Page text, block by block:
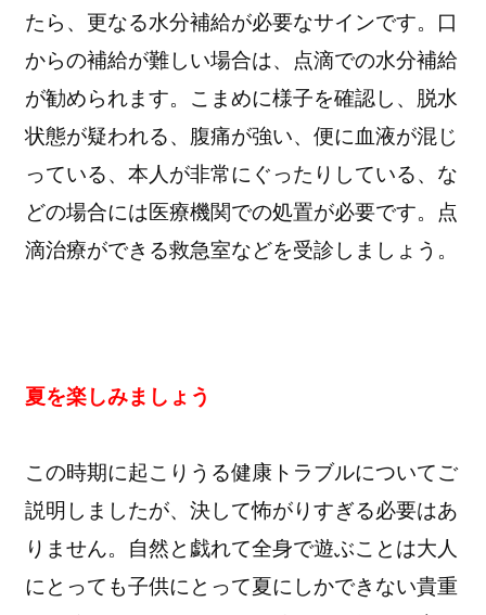
たら、更なる水分補給が必要なサインです。口
からの補給が難しい場合は、点滴での水分補給
が勧められます。こまめに様子を確認し、脱水
状態が疑われる、腹痛が強い、便に血液が混じ
っている、本人が非常にぐったりしている、な
どの場合には医療機関での処置が必要です。点
滴治療ができる救急室などを受診しましょう。
夏を楽しみましょう
この時期に起こりうる健康トラブルについてご
説明しましたが、決して怖がりすぎる必要はあ
りません。自然と戯れて全身で遊ぶことは大人
にとっても子供にとって夏にしかできない貴重